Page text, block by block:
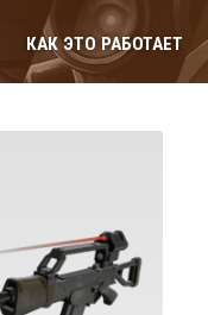
КАК ЭТО РАБОТАЕТ